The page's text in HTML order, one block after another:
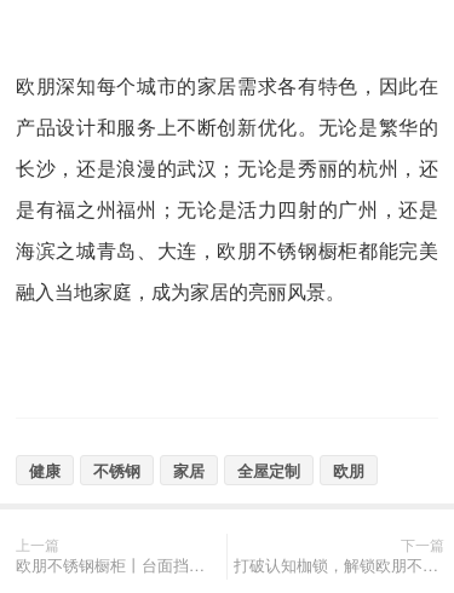
欧朋深知每个城市的家居需求各有特色，因此在
产品设计和服务上不断创新优化。无论是繁华的
长沙，还是浪漫的武汉；无论是秀丽的杭州，还
是有福之州福州；无论是活力四射的广州，还是
海滨之城青岛、大连，欧朋不锈钢橱柜都能完美
融入当地家庭，成为家居的亮丽风景。
健康 不锈钢 家居 全屋定制 欧朋
上一篇
欧朋不锈钢橱柜丨台面挡水边一体折弯工艺，为什么比普通橱柜更防水？
下一篇
打破认知枷锁，解锁欧朋不锈钢全屋定制新魅力